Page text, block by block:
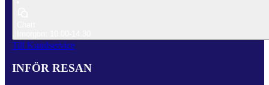
Till Kundservice
INFÖR RESAN